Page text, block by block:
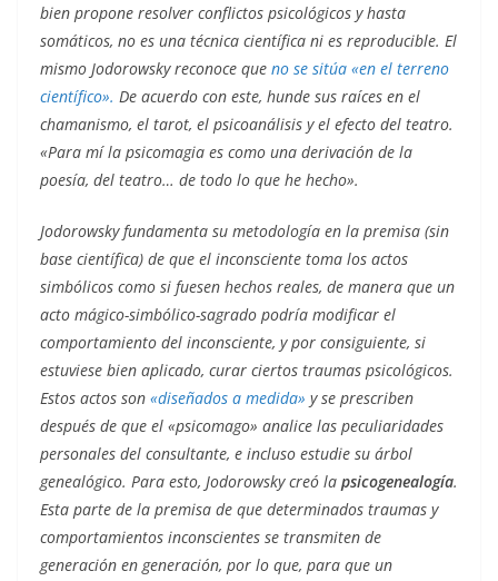
bien propone resolver conflictos psicológicos y hasta
somáticos, no es una técnica científica ni es reproducible. El
mismo Jodorowsky reconoce que no se sitúa «en el terreno
científico». ​De acuerdo con este, hunde sus raíces en el
chamanismo, el tarot, el psicoanálisis y el efecto del teatro.
«Para mí la psicomagia es como una derivación de la
poesía, del teatro… de todo lo que he hecho».
Jodorowsky fundamenta su metodología en la premisa (sin
base científica) de que el inconsciente toma los actos
simbólicos como si fuesen hechos reales,​ de manera que un
acto mágico-simbólico-sagrado podría modificar el
comportamiento del inconsciente, y por consiguiente, si
estuviese bien aplicado, curar ciertos traumas psicológicos.
Estos actos son «diseñados a medida» ​ y se prescriben
después de que el «psicomago» analice las peculiaridades
personales del consultante, e incluso estudie su árbol
genealógico. Para esto, Jodorowsky creó la psicogenealogía.
Esta parte de la premisa de que determinados traumas y
comportamientos inconscientes se transmiten de
generación en generación, por lo que, para que un